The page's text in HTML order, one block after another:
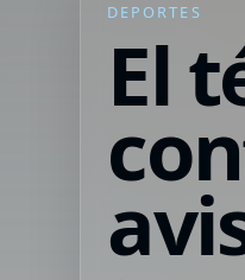
DEPORTES
El